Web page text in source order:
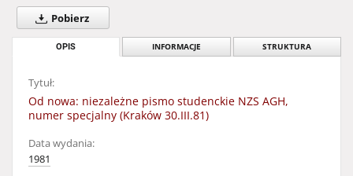
Pobierz
OPIS INFORMACJE STRUKTURA
Tytuł:
Od nowa: niezależne pismo studenckie NZS AGH,
numer specjalny (Kraków 30.III.81)
Data wydania:
1981